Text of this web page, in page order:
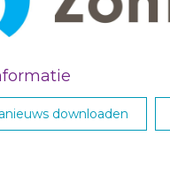
downloaden